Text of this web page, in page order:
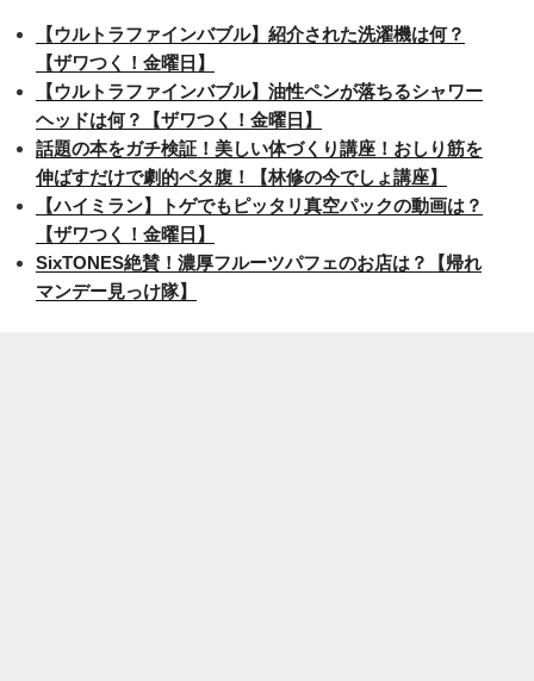
【ウルトラファインバブル】紹介された洗濯機は何？
【ザワつく！金曜日】
【ウルトラファインバブル】油性ペンが落ちるシャワー
ヘッドは何？【ザワつく！金曜日】
話題の本をガチ検証！美しい体づくり講座！おしり筋を
伸ばすだけで劇的ペタ腹！【林修の今でしょ講座】
【ハイミラン】トゲでもピッタリ真空パックの動画は？
【ザワつく！金曜日】
SixTONES絶賛！濃厚フルーツパフェのお店は？【帰れ
マンデー見っけ隊】